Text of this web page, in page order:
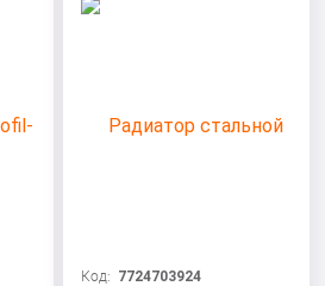
Код: 7724703924